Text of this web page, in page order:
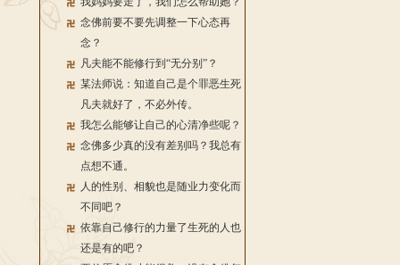
念佛前要不要先调整一下心态再
念？
凡夫能不能修行到“无分别”？
某法师说：知道自己是个罪恶生死
凡夫就好了，不必外传。
我怎么能够让自己的心清净些呢？
念佛多少真的没有差别吗？我总有
点想不通。
人的性别、相貌也是随业力变化而
不同吧？
依靠自己修行的力量了生死的人也
还是有的吧？